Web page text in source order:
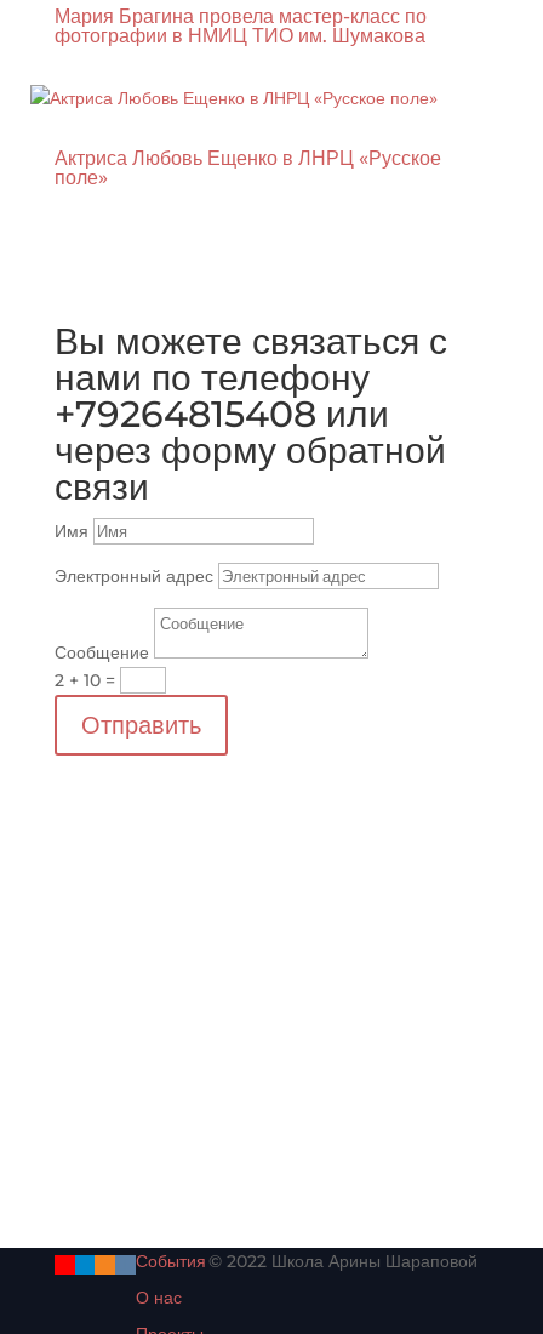
Мария Брагина провела мастер-класс по
фотографии в НМИЦ ТИО им. Шумакова
Актриса Любовь Ещенко в ЛНРЦ «Русское
поле»
Вы можете связаться с
нами по телефону
+79264815408 или
через форму обратной
связи
Имя
Электронный адрес
Сообщение
2 + 10=
Отправить
События
О нас
© 2022 Школа Арины Шараповой